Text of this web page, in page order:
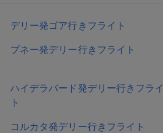
デリー発ゴア行きフライト
プネー発デリー行きフライト
ハイデラバード発デリー行きフライ
ト
コルカタ発デリー行きフライト